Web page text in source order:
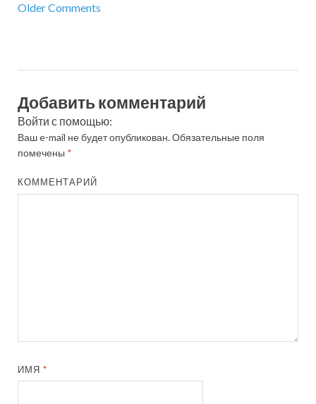
Older Comments
Добавить комментарий
Войти с помощью:
Ваш e-mail не будет опубликован.Обязательные поля
помечены *
КОММЕНТАРИЙ
ИМЯ*